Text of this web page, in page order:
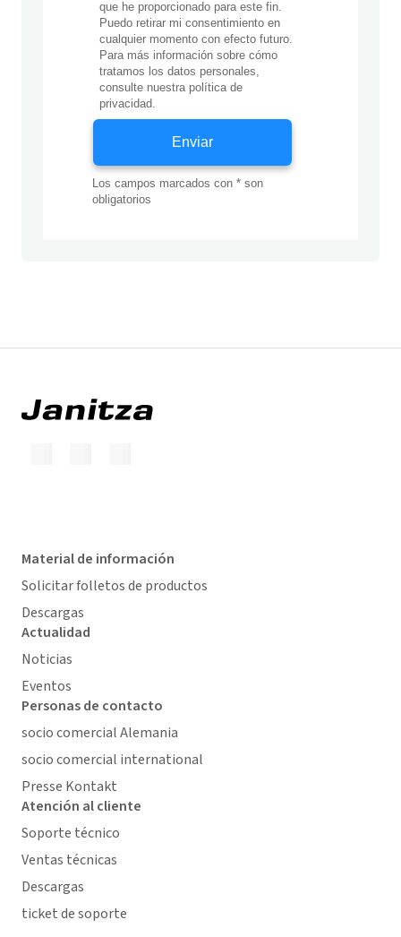
Material de información
Solicitar folletos de productos
Descargas
Actualidad
Noticias
Eventos
Personas de contacto
socio comercial Alemania
socio comercial international
Presse Kontakt
Atención al cliente
Soporte técnico
Ventas técnicas
Descargas
ticket de soporte